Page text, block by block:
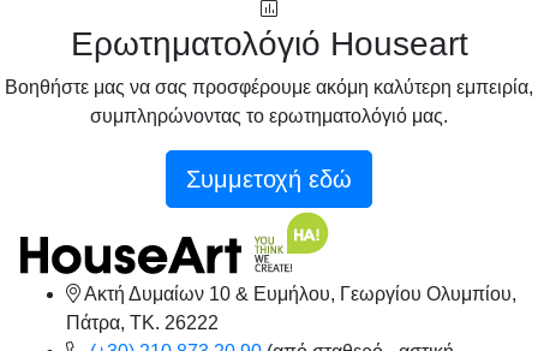
Ερωτηματολόγιό Houseart
Βοηθήστε μας να σας προσφέρουμε ακόμη καλύτερη εμπειρία,
συμπληρώνοντας το ερωτηματολόγιό μας.
Συμμετοχή εδώ
Ακτή Δυμαίων 10 & Ευμήλου, Γεωργίου Ολυμπίου,
Πάτρα, TK. 26222